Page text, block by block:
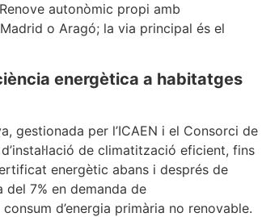
autonòmic propi amb
o Aragó; la via principal és el
energètica a habitatges
gestionada per l’ICAEN i el Consorci de
de climatització eficient, fins
energètic abans i després de
del 7% en demanda de
d’energia primària no renovable.